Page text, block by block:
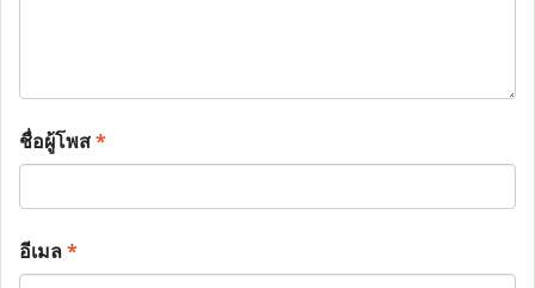
ชื่อผู้โพส*
อีเมล*